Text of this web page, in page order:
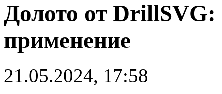
Долото от DrillSVG:
применение
21.05.2024, 17:58